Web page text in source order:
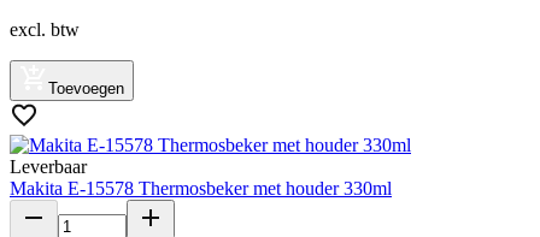
excl. btw
Toevoegen
Leverbaar
Makita E-15578 Thermosbeker met houder 330ml